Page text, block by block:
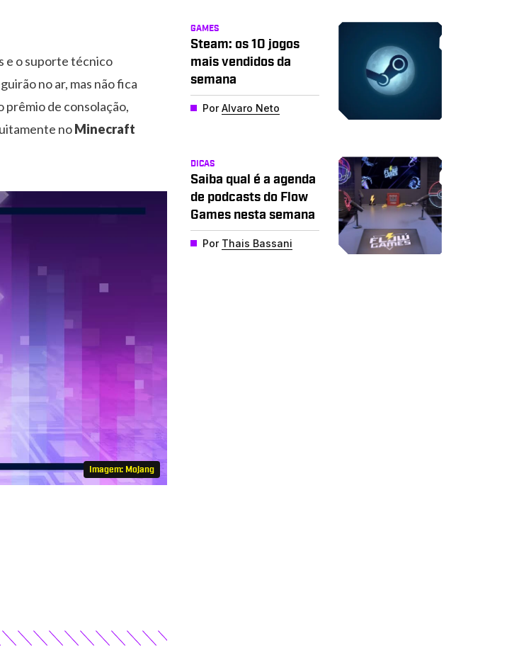
e o suporte técnico
no ar, mas não fica
prêmio de consolação,
noMinecraft
Imagem: Mojang
GAMES
Steam: os 10 jogos
mais vendidos da
semana
PorAlvaro Neto
DICAS
Saiba qual é a agenda
de podcasts do Flow
Games nesta semana
Por Thais Bassani